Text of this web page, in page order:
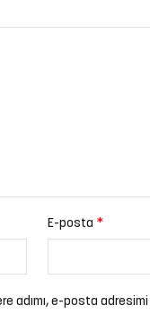
E-posta *
adımı, e-posta